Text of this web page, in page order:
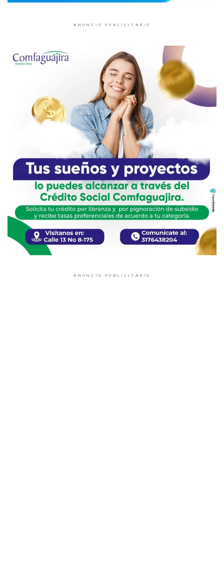
ANUNCIO PUBLICITARIO
ANUNCIO PUBLICITARIO